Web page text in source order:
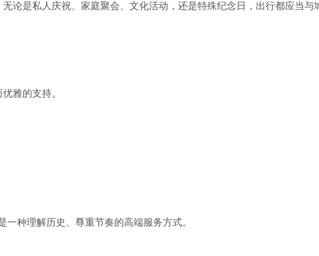
论是私人庆祝、家庭聚会、文化活动，还是特殊纪念日，出行都应当与
雅的支持。
种理解历史、尊重节奏的高端服务方式。